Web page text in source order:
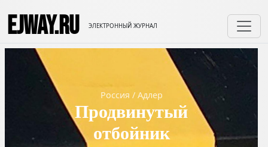
EJWAY.RU ЭЛЕКТРОННЫЙ ЖУРНАЛ
Россия / Адлер
Продвинутый
отбойник